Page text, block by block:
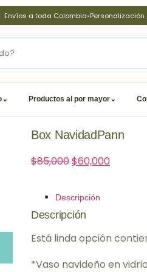
Envíos a toda Colombia•
⌄ Productos al por mayor⌄
Box NavidadPann
$85,000$60,000
Descripción
Descripción
Está linda opción
*Vaso navideño en